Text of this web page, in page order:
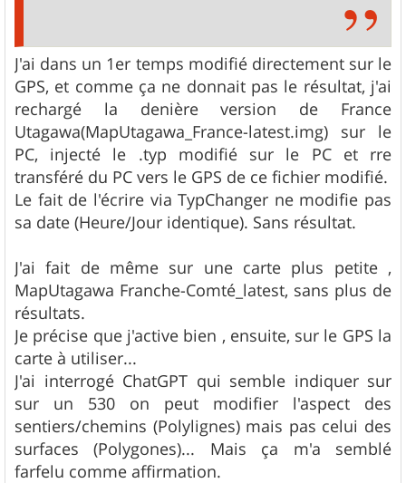
J'ai dans un 1er temps modifié directement sur le
GPS, et comme ça ne donnait pas le résultat, j'ai
rechargé la denière version de France
Utagawa(MapUtagawa_France-latest.img) sur le
PC, injecté le .typ modifié sur le PC et rre
transféré du PC vers le GPS de ce fichier modifié.
Le fait de l'écrire via TypChanger ne modifie pas
sa date (Heure/Jour identique). Sans résultat.
J'ai fait de même sur une carte plus petite ,
MapUtagawa Franche-Comté_latest, sans plus de
résultats.
Je précise que j'active bien , ensuite, sur le GPS la
carte à utiliser...
J'ai interrogé ChatGPT qui semble indiquer sur
sur un 530 on peut modifier l'aspect des
sentiers/chemins (Polylignes) mais pas celui des
surfaces (Polygones)... Mais ça m'a semblé
farfelu comme affirmation.